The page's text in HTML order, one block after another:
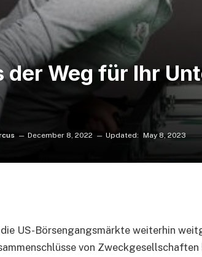
der Weg für Ihr
December 8, 2022 Updated: May 8, 2023
die US-Börsengangsmärkte weiterhin
von